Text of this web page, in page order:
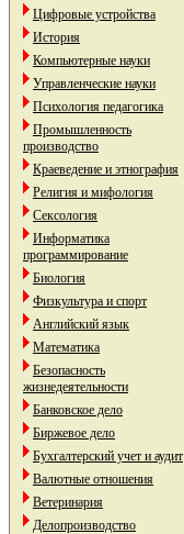
Цифровые устройства
История
Компьютерные науки
Управленческие науки
Психология педагогика
Промышленность
производство
Краеведение и этнография
Религия и мифология
Сексология
Информатика
программирование
Биология
Физкультура и спорт
Английский язык
Математика
Безопасность
жизнедеятельности
Банковское дело
Биржевое дело
Бухгалтерский учет и аудит
Валютные отношения
Ветеринария
Делопроизводство